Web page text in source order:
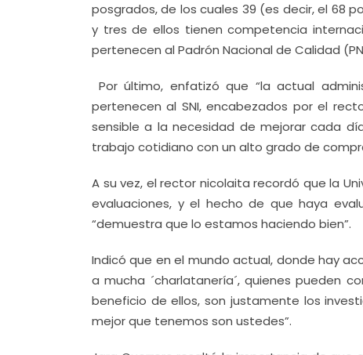
posgrados, de los cuales 39 (es decir, el 68
y tres de ellos tienen competencia
pertenecen al Padrón Nacional de Calidad
Por último, enfatizó que “la actual
pertenecen al SNI, encabezados por el
sensible a la necesidad de mejorar cada
trabajo cotidiano con un alto grado de
A su vez, el rector nicolaita recordó que la
evaluaciones, y el hecho de que haya
“demuestra que lo estamos haciendo bien”.
Indicó que en el mundo actual, donde hay
a mucha ´charlatanería´, quienes pueden
beneficio de ellos, son justamente los
mejor que tenemos son ustedes”.